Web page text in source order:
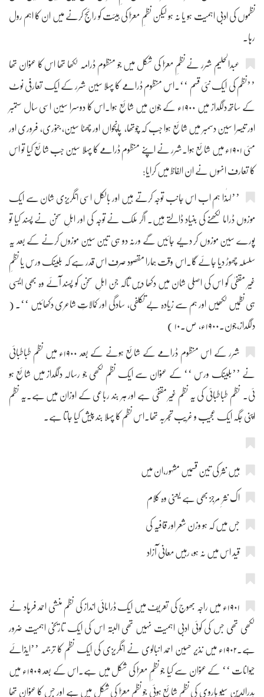
نظموں کی ادبی اہمیت ہو یا نہ ہو لیکن نظمِ معرّا کی ہیئت کو رائج کرنے میں ان کا اہم رول
رہا۔
عبدالحلیم شرر نے نظمِ معرّا کی شکل میں جو منظوم ڈرامہ لکھا تھا اس کا عنوان تھا
’’نظم کی ایک نئی قسم ‘‘۔اس منظوم ڈرامے کا پہلا سین شرر کے ایک تعارفی نوٹ
کے ساتھ دلگداز میں ۱۹۰۰ء کے جون میں شائع ہوا۔اس کا دوسرا سین اسی سال ستمبر
اور تیسرا سین دسمبر میں شائع ہوا جب کہ چوتھا، پانچواں اور چھٹا سین، جنوری، فروری اور
مئی ۱۹۰۱ء میں شائع ہوا۔شرر نے اپنے منظوم ڈرامے کا پہلا سین جب شائع کیا تو اس
کا تعارف انہوں نے ان الفاظ میں کرایا:
’’لہٰذا ہم اب اس جانب توجہ کرتے ہیں اور بالکل اسی انگریزی شان سے ایک
موزوں ڈراما لکھنے کی بنیاد ڈالتے ہیں۔ اگر ملک نے توجہ کی اور اہلِ سخن نے پسند کیا تو
پورے سین موزوں کر دیے جائیں گے ورنہ دو ہی تین سین موزوں کرنے کے بعد یہ
سلسلہ چھوڑ دیا جائے گا۔اس وقت ہمارا مقصود صرف اس قدر ہے کہ بلینک ورس یا نظمِ
غیر مقفیٰ کو اس کی اصلی شان میں دکھا دیں تاکہ جن اہلِ سخن کو پسند آئے وہ بھی ایسی
ہی نظمیں لکھیں اور ہم سے زیادہ بے تکلفی، سادگی اور کمالاتِ شاعری دکھائیں ‘‘۔ (
دلگداز،جون۔۱۹۰۰ء، ص۔۱۰ )
شرر کے اس منظوم ڈرامے کے شائع ہونے کے بعد ۱۹۰۰ء میں نظم طباطبائی
نے ’’بلینک ورس ‘‘ کے عنوان سے ایک نظم لکھی جو رسالہ دلگداز میں شائع ہو
ئی۔ نظم طباطبائی کی یہ نظم غیر مقفیٰ ہے اور ہر بند رباعی کے اوزان میں ہے۔یہ نظم
اپنی جگہ ایک عجیب و غریب تجربہ تھا۔اس نظم کا پہلا بند پیش کیا جاتا ہے۔
ہیں نثر کی تین قسمیں مشہور،ان میں
اک نثرِ مرجز بھی ہے یعنی وہ کلام
جس میں کہ ہو وزن شعر اور قافیہ کی
قید اس میں نہ ہو، رہیں معانی آزاد
۱۹۰۱ء میں راجہ بھوج کی تعریف میں ایک ڈرامائی انداز کی نظم منشی احمد فرہاد نے
لکھی تھی جس کی کوئی ادبی اہمیت نہیں تھی البتہ اس کی ایک تاریخی اہمیت ضرور
ہے۔۱۹۰۲ء میں نذیر حسین احمد انبالوی نے انگریزی کی ایک نظم کا ترجمہ ’’ایذائے
حیوانات ‘‘ کے عنوان سے کیا جو نظمِ معرّا کی شکل میں ہے۔اس کے بعد ۱۹۰۹ء میں
بدرالدین سیو ہاروی کی نظم شائع ہوئی جو نظمِ معرّا کی شکل میں ہے اور جس کا عنوان تھا